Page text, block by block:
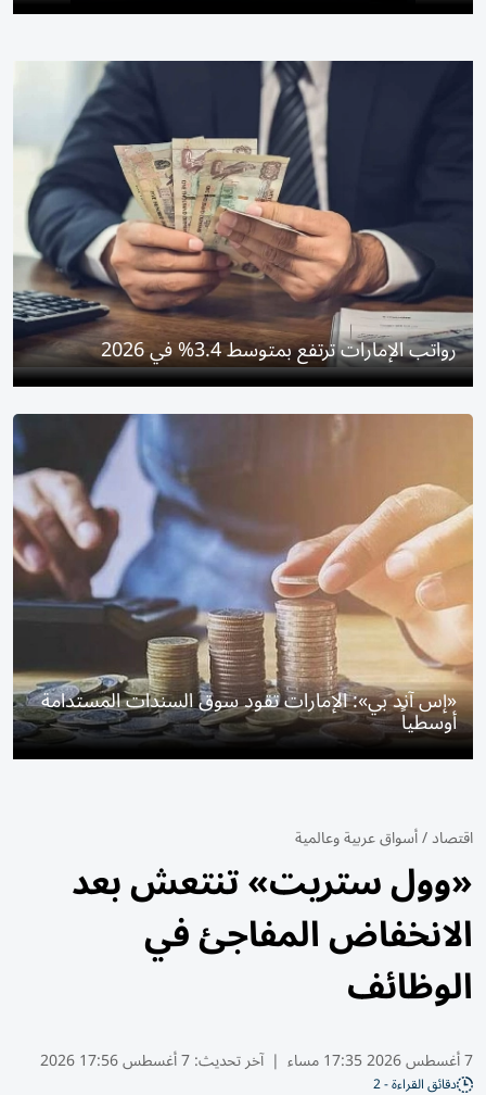
رواتب الإمارات ترتفع بمتوسط 3.4% في 2026
«إس آند بي»: الإمارات تقود سوق السندات المستدامة
أوسطياً
اقتصاد/أسواق عربية وعالمية
«وول ستريت» تنتعش بعد
الانخفاض المفاجئ في
الوظائف
7 أغسطس 2026 17:35 مساء | آخر تحديث:7 أغسطس 17:56 2026
دقائق القراءة - 2